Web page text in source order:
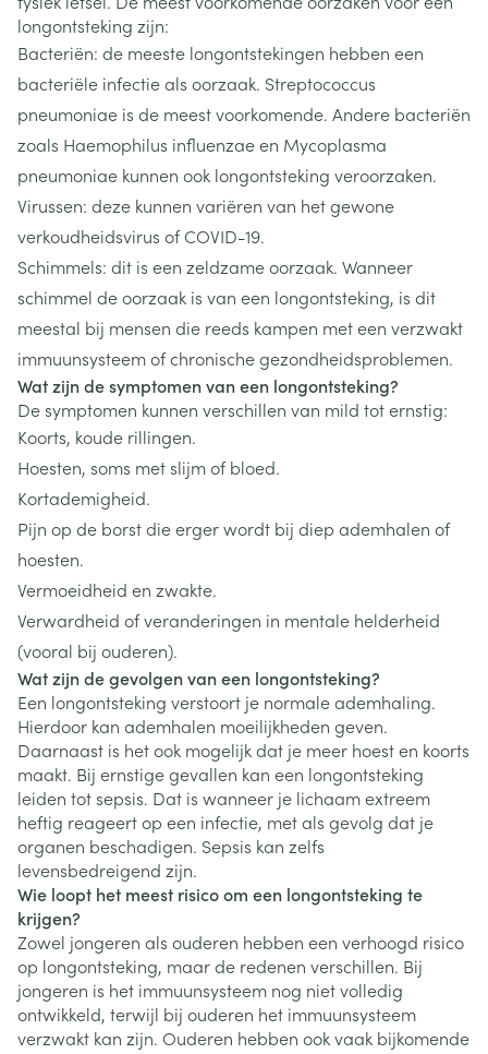
longontsteking zijn:
Bacteriën: de meeste longontstekingen hebben een
bacteriële infectie als oorzaak. Streptococcus
pneumoniae is de meest voorkomende. Andere bacteriën
zoals Haemophilus influenzae en Mycoplasma
pneumoniae kunnen ook longontsteking veroorzaken.
Virussen: deze kunnen variëren van het gewone
verkoudheidsvirus of COVID-19.
Schimmels: dit is een zeldzame oorzaak. Wanneer
schimmel de oorzaak is van een longontsteking, is dit
meestal bij mensen die reeds kampen met een verzwakt
immuunsysteem of chronische gezondheidsproblemen.
Wat zijn de symptomen van een longontsteking?
De symptomen kunnen verschillen van mild tot ernstig:
Koorts, koude rillingen.
Hoesten, soms met slijm of bloed.
Kortademigheid.
Pijn op de borst die erger wordt bij diep ademhalen of
hoesten.
Vermoeidheid en zwakte.
Verwardheid of veranderingen in mentale helderheid
(vooral bij ouderen).
Wat zijn de gevolgen van een longontsteking?
Een longontsteking verstoort je normale ademhaling.
Hierdoor kan ademhalen moeilijkheden geven.
Daarnaast is het ook mogelijk dat je meer hoest en koorts
maakt. Bij ernstige gevallen kan een longontsteking
leiden tot sepsis. Dat is wanneer je lichaam extreem
heftig reageert op een infectie, met als gevolg dat je
organen beschadigen. Sepsis kan zelfs
levensbedreigend zijn.
Wie loopt het meest risico om een longontsteking te
krijgen?
Zowel jongeren als ouderen hebben een verhoogd risico
op longontsteking, maar de redenen verschillen. Bij
jongeren is het immuunsysteem nog niet volledig
ontwikkeld, terwijl bij ouderen het immuunsysteem
verzwakt kan zijn. Ouderen hebben ook vaak bijkomende